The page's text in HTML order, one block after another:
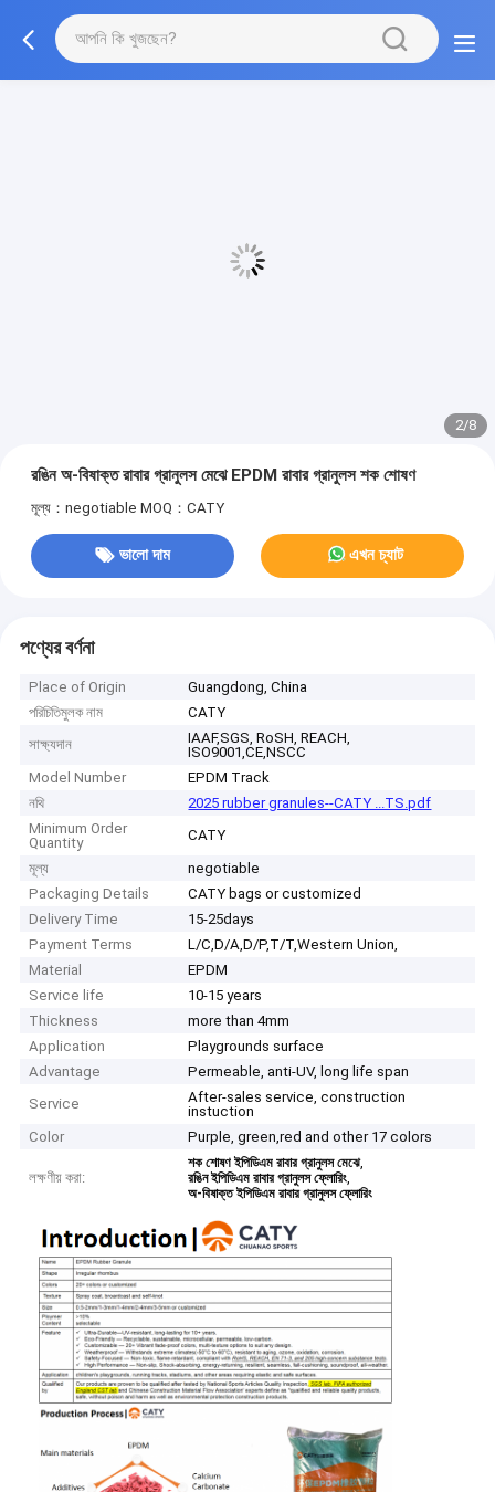
2/8
রঙিন অ-বিষাক্ত রাবার গ্রানুলস মেঝে EPDM রাবার গ্রানুলস শক শোষণ
মূল্য：negotiable MOQ：CATY
ভালো দাম এখন চ্যাট
পণ্যের বর্ণনা
Place of Origin
Guangdong, China
পরিচিতিমুলক নাম
CATY
সাক্ষ্যদান
IAAF,SGS, RoSH, REACH,
ISO9001,CE,NSCC
Model Number
EPDM Track
নথি
2025 rubber granules--CATY ...TS.pdf
Minimum Order
Quantity
CATY
মূল্য
negotiable
Packaging Details
CATY bags or customized
Delivery Time
15-25days
Payment Terms
L/C,D/A,D/P,T/T,Western Union,
Material
EPDM
Service life
10-15 years
Thickness
more than 4mm
Application
Playgrounds surface
Advantage
Permeable, anti-UV, long life span
Service
After-sales service, construction
instuction
Color
Purple, green,red and other 17 colors
লক্ষণীয় করা:
শক শোষণ ইপিডিএম রাবার গ্রানুলস মেঝে,
রঙিন ইপিডিএম রাবার গ্রানুলস ফ্লোরিং,
অ-বিষাক্ত ইপিডিএম রাবার গ্রানুলস ফ্লোরিং